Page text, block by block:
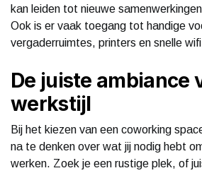
kan leiden tot nieuwe
Ook is er vaak toegang tot handige
vergaderruimtes, printers en snelle
De juiste ambiance
werkstijl
Bij het kiezen van een coworking
na te denken over wat jij nodig hebt
werken. Zoek je een rustige plek, of